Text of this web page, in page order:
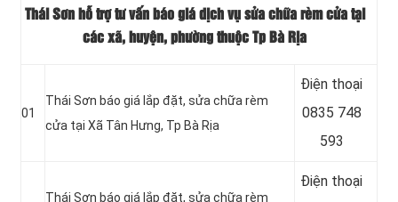
Thái Sơn hỗ trợ tư vấn báo giá dịch vụ sửa chữa rèm cửa tại
các xã, huyện, phường thuộc Tp Bà Rịa
01
Thái Sơn báo giá lắp đặt, sửa chữa rèm
cửa tại Xã Tân Hưng, Tp Bà Rịa
Điện thoại
0835 748
593
Thái Sơn báo giá lắp đặt, sửa chữa rèm
Điện thoại